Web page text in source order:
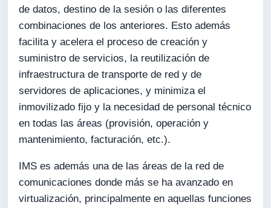
de datos, destino de la sesión o las diferentes
combinaciones de los anteriores. Esto además
facilita y acelera el proceso de creación y
suministro de servicios, la reutilización de
infraestructura de transporte de red y de
servidores de aplicaciones, y minimiza el
inmovilizado fijo y la necesidad de personal técnico
en todas las áreas (provisión, operación y
mantenimiento, facturación, etc.).
IMS es además una de las áreas de la red de
comunicaciones donde más se ha avanzado en
virtualización, principalmente en aquellas funciones